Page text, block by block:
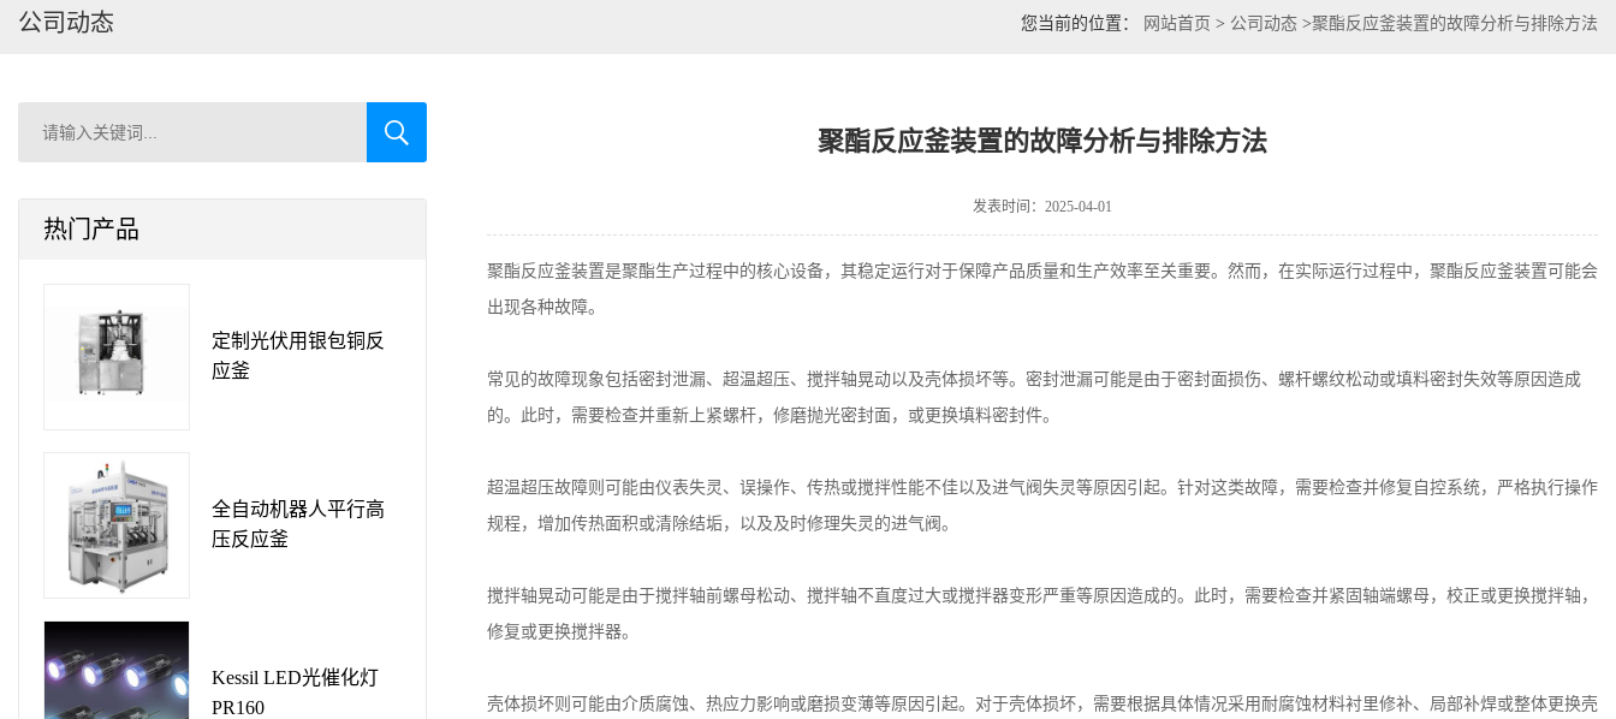
公司动态 您当前的位置： 网站首页 > 公司动态 >聚酯反应釜装置的故障分析与排除方法
热门产品
定制光伏用银包铜反
应釜
全自动机器人平行高
压反应釜
Kessil LED光催化灯
PR160
聚酯反应釜装置的故障分析与排除方法
发表时间：2025-04-01
聚酯反应釜装置是聚酯生产过程中的核心设备，其稳定运行对于保障产品质量和生产效率至关重要。然而，在实际运行过程中，聚酯反应釜装置可能会
出现各种故障。
常见的故障现象包括密封泄漏、超温超压、搅拌轴晃动以及壳体损坏等。密封泄漏可能是由于密封面损伤、螺杆螺纹松动或填料密封失效等原因造成
的。此时，需要检查并重新上紧螺杆，修磨抛光密封面，或更换填料密封件。
超温超压故障则可能由仪表失灵、误操作、传热或搅拌性能不佳以及进气阀失灵等原因引起。针对这类故障，需要检查并修复自控系统，严格执行操作
规程，增加传热面积或清除结垢，以及及时修理失灵的进气阀。
搅拌轴晃动可能是由于搅拌轴前螺母松动、搅拌轴不直度过大或搅拌器变形严重等原因造成的。此时，需要检查并紧固轴端螺母，校正或更换搅拌轴，
修复或更换搅拌器。
壳体损坏则可能由介质腐蚀、热应力影响或磨损变薄等原因引起。对于壳体损坏，需要根据具体情况采用耐腐蚀材料衬里修补、局部补焊或整体更换壳